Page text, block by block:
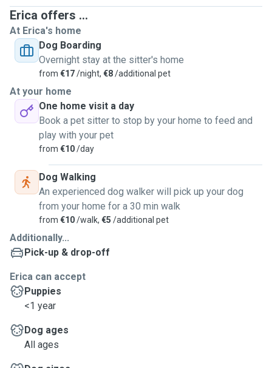
Erica offers ...
At Erica's home
Dog Boarding
Overnight stay at the sitter's home
from €17/night, €8/additional pet
At your home
One home visit a day
Book a pet sitter to stop by your home to feed and
play with your pet
from €10/day
Dog Walking
An experienced dog walker will pick up your dog
from your home for a 30 min walk
from €10/walk, €5 /additional pet
Additionally...
Pick-up & drop-off
Erica can accept
Puppies
<1 year
Dog ages
All ages